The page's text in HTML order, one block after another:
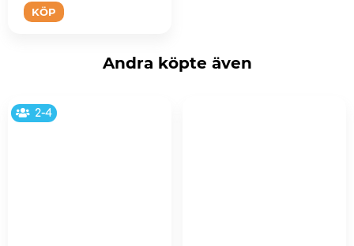
KÖP
Andra köpte även
2-4